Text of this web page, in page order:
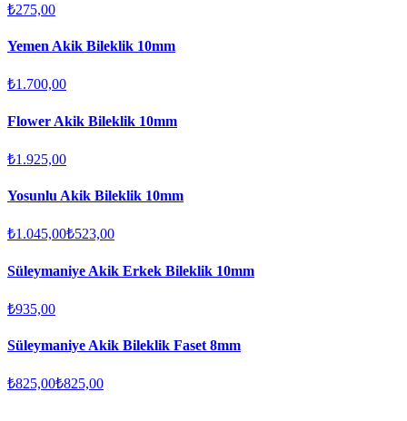
₺275,00
Yemen Akik Bileklik 10mm
₺1.700,00
Flower Akik Bileklik 10mm
₺1.925,00
Yosunlu Akik Bileklik 10mm
₺1.045,00₺523,00
Süleymaniye Akik Erkek Bileklik 10mm
₺935,00
Süleymaniye Akik Bileklik Faset 8mm
₺825,00₺825,00